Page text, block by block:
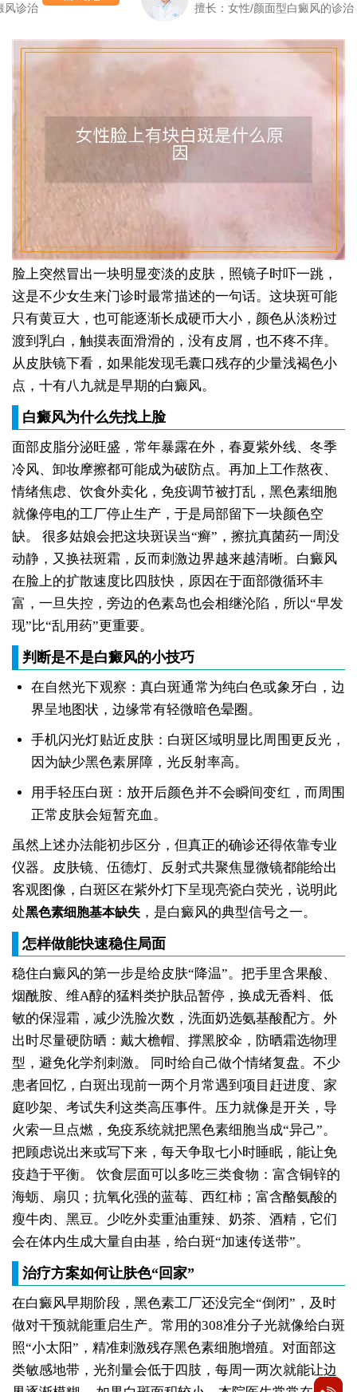
擅长：女性/颜面型白癜风的诊治
脸上突然冒出一块明显变淡的皮肤，照镜子时吓一跳，
这是不少女生来门诊时最常描述的一句话。这块斑可能
只有黄豆大，也可能逐渐长成硬币大小，颜色从淡粉过
渡到乳白，触摸表面滑滑的，没有皮屑，也不疼不痒。
从皮肤镜下看，如果能发现毛囊口残存的少量浅褐色小
点，十有八九就是早期的白癜风。
白癜风为什么先找上脸
面部皮脂分泌旺盛，常年暴露在外，春夏紫外线、冬季
冷风、卸妆摩擦都可能成为破防点。再加上工作熬夜、
情绪焦虑、饮食外卖化，免疫调节被打乱，黑色素细胞
就像停电的工厂停止生产，于是局部留下一块颜色空
缺。
很多姑娘会把这块斑误当“癣”，擦抗真菌药一周没
动静，又换祛斑霜，反而刺激边界越来越清晰。白癜风
在脸上的扩散速度比四肢快，原因在于面部微循环丰
富，一旦失控，旁边的色素岛也会相继沦陷，所以“早发
现”比“乱用药”更重要。
判断是不是白癜风的小技巧
在自然光下观察：真白斑通常为纯白色或象牙白，边
界呈地图状，边缘常有轻微暗色晕圈。
手机闪光灯贴近皮肤：白斑区域明显比周围更反光，
因为缺少黑色素屏障，光反射率高。
用手轻压白斑：放开后颜色并不会瞬间变红，而周围
正常皮肤会短暂充血。
虽然上述办法能初步区分，但真正的确诊还得依靠专业
仪器。皮肤镜、伍德灯、反射式共聚焦显微镜都能给出
客观图像，白斑区在紫外灯下呈现亮瓷白荧光，说明此
处黑色素细胞基本缺失，是白癜风的典型信号之一。
怎样做能快速稳住局面
稳住白癜风的第一步是给皮肤“降温”。把手里含果酸、
烟酰胺、维A醇的猛料类护肤品暂停，换成无香料、低
敏的保湿霜，减少洗脸次数，洗面奶选氨基酸配方。外
出时尽量硬防晒：戴大檐帽、撑黑胶伞，防晒霜选物理
型，避免化学剂刺激。
同时给自己做个情绪复盘。不少
患者回忆，白斑出现前一两个月常遇到项目赶进度、家
庭吵架、考试失利这类高压事件。压力就像是开关，导
火索一旦点燃，免疫系统就把黑色素细胞当成“异己”。
把顾虑说出来或写下来，每天争取七小时睡眠，能让免
疫趋于平衡。
饮食层面可以多吃三类食物：富含铜锌的
海蛎、扇贝；抗氧化强的蓝莓、西红柿；富含酪氨酸的
瘦牛肉、黑豆。少吃外卖重油重辣、奶茶、酒精，它们
会在体内生成大量自由基，给白斑“加速传送带”。
治疗方案如何让肤色“回家”
在白癜风早期阶段，黑色素工厂还没完全“倒闭”，及时
做对干预就能重启生产。常用的308准分子光就像给白斑
照“小太阳”，精准刺激残存黑色素细胞增殖。对面部这
类敏感地带，光剂量会低于四肢，每周一两次就能让边